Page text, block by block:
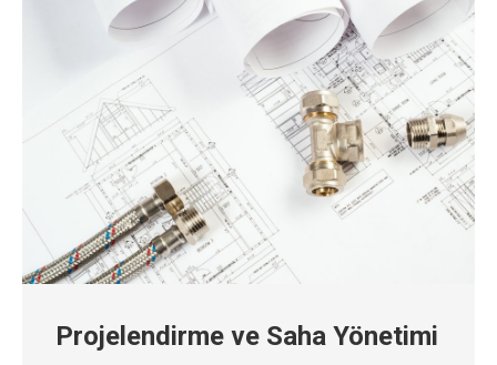
Projelendirme ve Saha Yönetimi